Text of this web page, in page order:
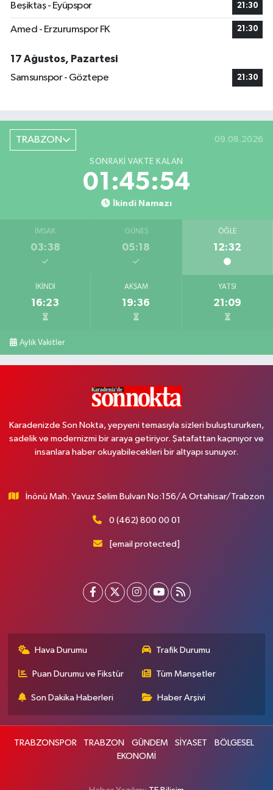
Beşiktaş - Eyüpspor 21:30
Amed - Erzurumspor FK 21:30
17 Ağustos, Pazartesi
Samsunspor - Göztepe
21:30
TRABZON 09.08.2026
SONRAKI VAKTE KALAN
01:45:54
İkindi Namazı
İMSAK
03:38
GÜNEŞ
05:18
ÖĞLE
12:32
İKINDI
16:23
AKŞAM
19:36
YATSI
21:09
Aylık Vakitler
Karadenizde Son Nokta, yepyeni temasıyla sizleri buluştururken,
sadelik ve modernizmi bir araya getiriyor. Şatafattan kaçınıyor ve
insanlara haber okuyabilecekleri bir altyapı sunuyor.
İnönü Mah. Yavuz Selim Bulvarı No:156/A Ortahisar/Trabzon
0 (462) 800 00 01
[email protected]
Hava Durumu Trafik Durumu
Puan Durumu ve Fikstür Tüm Manşetler
Son Dakika Haberleri Haber Arşivi
TRABZONSPOR TRABZON GÜNDEM SİYASET
BÖLGESEL
EKONOMİ